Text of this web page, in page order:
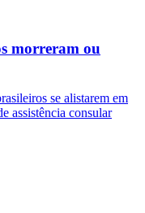
morreram ou
se alistarem em
assistência consular